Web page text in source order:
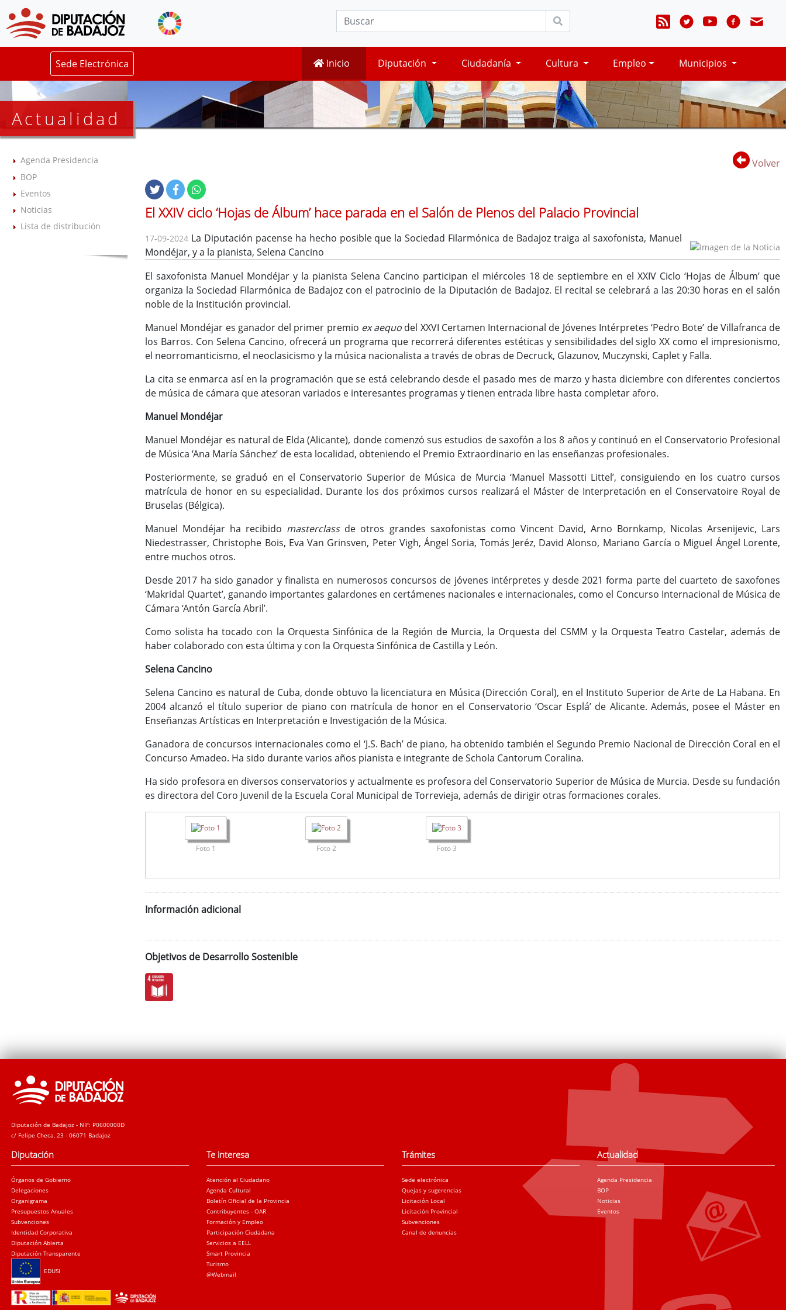
Sede Electrónica Inicio Diputación Ciudadanía Cultura Empleo Municipios
Actualidad
Agenda Presidencia
BOP
Eventos
Noticias
Lista de distribución
Volver
El XXIV ciclo ‘Hojas de Álbum’ hace parada en el Salón de Plenos del Palacio Provincial
17-09-2024 La Diputación pacense ha hecho posible que la Sociedad Filarmónica de Badajoz traiga al saxofonista, Manuel
Mondéjar, y a la pianista, Selena Cancino
El saxofonista Manuel Mondéjar y la pianista Selena Cancino participan el miércoles 18 de septiembre en el XXIV Ciclo ‘Hojas de Álbum’ que
organiza la Sociedad Filarmónica de Badajoz con el patrocinio de la Diputación de Badajoz. El recital se celebrará a las 20:30 horas en el salón
noble de la Institución provincial.
Manuel Mondéjar es ganador del primer premio ex aequo del XXVI Certamen Internacional de Jóvenes Intérpretes ‘Pedro Bote’ de Villafranca de
los Barros. Con Selena Cancino, ofrecerá un programa que recorrerá diferentes estéticas y sensibilidades del siglo XX como el impresionismo,
el neorromanticismo, el neoclasicismo y la música nacionalista a través de obras de Decruck, Glazunov, Muczynski, Caplet y Falla.
La cita se enmarca así en la programación que se está celebrando desde el pasado mes de marzo y hasta diciembre con diferentes conciertos
de música de cámara que atesoran variados e interesantes programas y tienen entrada libre hasta completar aforo.
Manuel Mondéjar
Manuel Mondéjar es natural de Elda (Alicante), donde comenzó sus estudios de saxofón a los 8 años y continuó en el Conservatorio Profesional
de Música ‘Ana María Sánchez’ de esta localidad, obteniendo el Premio Extraordinario en las enseñanzas profesionales.
Posteriormente, se graduó en el Conservatorio Superior de Música de Murcia ‘Manuel Massotti Littel’, consiguiendo en los cuatro cursos
matrícula de honor en su especialidad. Durante los dos próximos cursos realizará el Máster de Interpretación en el Conservatoire Royal de
Bruselas (Bélgica).
Manuel Mondéjar ha recibido masterclassde otros grandes saxofonistas como Vincent David, Arno Bornkamp, Nicolas Arsenijevic, Lars
Niedestrasser, Christophe Bois, Eva Van Grinsven, Peter Vigh, Ángel Soria, Tomás Jeréz, David Alonso, Mariano García o Miguel Ángel Lorente,
entre muchos otros.
Desde 2017 ha sido ganador y finalista en numerosos concursos de jóvenes intérpretes y desde 2021 forma parte del cuarteto de saxofones
‘Makridal Quartet’, ganando importantes galardones en certámenes nacionales e internacionales, como el Concurso Internacional de Música de
Cámara ‘Antón García Abril’.
Como solista ha tocado con la Orquesta Sinfónica de la Región de Murcia, la Orquesta del CSMM y la Orquesta Teatro Castelar, además de
haber colaborado con esta última y con la Orquesta Sinfónica de Castilla y León.
Selena Cancino
Selena Cancino es natural de Cuba, donde obtuvo la licenciatura en Música (Dirección Coral), en el Instituto Superior de Arte de La Habana. En
2004 alcanzó el título superior de piano con matrícula de honor en el Conservatorio ‘Oscar Esplá’ de Alicante. Además, posee el Máster en
Enseñanzas Artísticas en Interpretación e Investigación de la Música.
Ganadora de concursos internacionales como el ‘J.S. Bach’ de piano, ha obtenido también el Segundo Premio Nacional de Dirección Coral en el
Concurso Amadeo. Ha sido durante varios años pianista e integrante de Schola Cantorum Coralina.
Ha sido profesora en diversos conservatorios y actualmente es profesora del Conservatorio Superior de Música de Murcia. Desde su fundación
es directora del Coro Juvenil de la Escuela Coral Municipal de Torrevieja, además de dirigir otras formaciones corales.
Foto 1 Foto 2 Foto 3
Información adicional
Objetivos de Desarrollo Sostenible
Diputación de Badajoz - NIF: P0600000D
c/ Felipe Checa, 23 - 06071 Badajoz
Diputación
Órganos de Gobierno
Delegaciones
Organigrama
Presupuestos Anuales
Subvenciones
Identidad Corporativa
Diputación Abierta
Diputación Transparente
EDUSI
Te interesa
Atención al Ciudadano
Agenda Cultural
Boletín Oficial de la Provincia
Contribuyentes - OAR
Formación y Empleo
Participación Ciudadana
Servicios a EELL
Smart Provincia
Turismo
@Webmail
Trámites
Sede electrónica
Quejas y sugerencias
Licitación Local
Licitación Provincial
Subvenciones
Canal de denuncias
Actualidad
Agenda Presidencia
BOP
Noticias
Eventos